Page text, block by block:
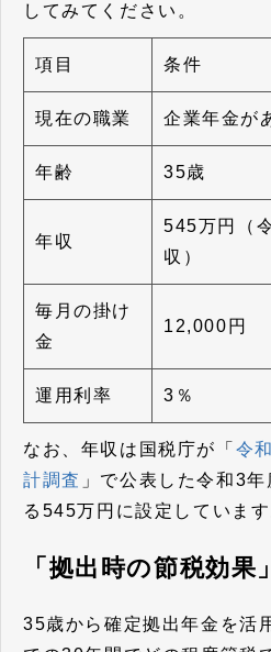
してみてください。
項目 条件
現在の職業 企業年金が
年齢 35歳
年収
545万円（
収）
毎月の掛け
金
12,000円
運用利率 3％
なお、年収は国税庁が「 令
計調査 」で公表した令和3
る545万円に設定しています
「拠出時の節税効果」
35歳から確定拠出年金を活